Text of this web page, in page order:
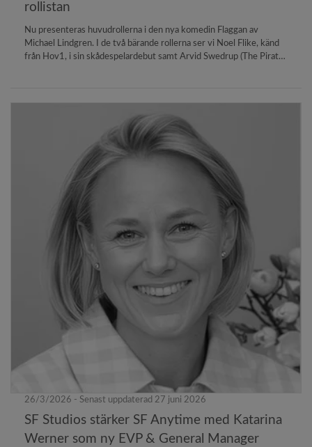
rollistan
Nu presenteras huvudrollerna i den nya komedin Flaggan av
Michael Lindgren. I de två bärande rollerna ser vi Noel Flike, känd
från Hov1, i sin skådespelardebut samt Arvid Swedrup (The Pirate
26/3/2026 - Senast uppdaterad 27 juni 2026
SF Studios stärker SF Anytime med Katarina
Werner som ny EVP & General Manager